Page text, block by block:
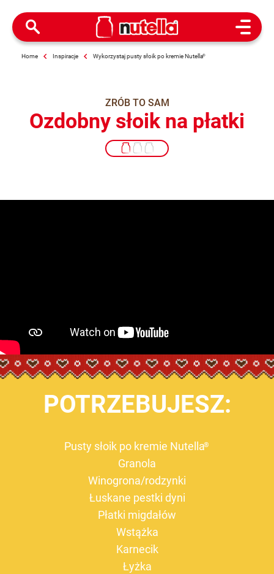
Open
Home Inspiracje Wykorzystaj pusty słoik po kremie Nutella®
ZRÓB TO SAM
Ozdobny słoik na płatki
POTRZEBUJESZ:
Pusty słoik po kremie Nutella®
Granola
Winogrona/rodzynki
Łuskane pestki dyni
Płatki migdałów
Wstążka
Karnecik
Łyżka